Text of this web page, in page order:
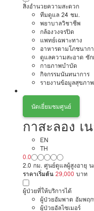
สิ่งอำนวยความสะดวก
ทีมดูแล 24 ชม.
พยาบาลวิชาชีพ
กล้องวงจรปิด
แพทย์เฉพาะทาง
อาหารตามโภชนาก
ดูแลความสะอาด ซัก
กายภาพบำบัด
กิจกรรมนันทนาการ
รายงานข้อมูลสุขภาพ
นัดเยี่ยมชมศูนย์
กาสะลอง เ
นครปฐม
EN
TH
0.0
2.0 กม. ศูนย์ดูแลผู้สูงอายุ
ราคาเริ่มต้น 29,000 บาท
ผู้ป่วยที่ให้บริการได้
ผู้ป่วยอัมพาต อัมพฤ
ผู้ป่วยอัลไซเมอร์